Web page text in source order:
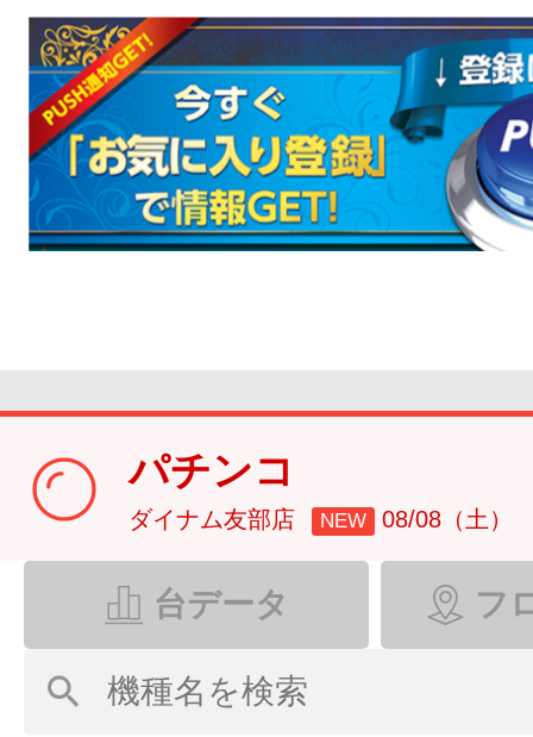
パチンコ
ダイナム友部店 NEW 08/08（土）
台データ フ